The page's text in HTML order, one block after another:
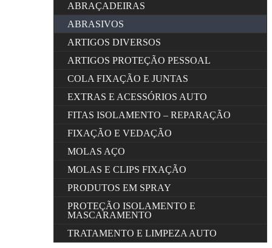
ABRAÇADEIRAS
ABRASIVOS
ARTIGOS DIVERSOS
ARTIGOS PROTEÇÃO PESSOAL
COLA FIXAÇÃO E JUNTAS
EXTRAS E ACESSÓRIOS AUTO
FITAS ISOLAMENTO – REPARAÇÃO
FIXAÇÃO E VEDAÇÃO
MOLAS AÇO
MOLAS E CLIPS FIXAÇÃO
PRODUTOS EM SPRAY
PROTEÇÃO ISOLAMENTO E
MASCARAMENTO
TRATAMENTO E LIMPEZA AUTO